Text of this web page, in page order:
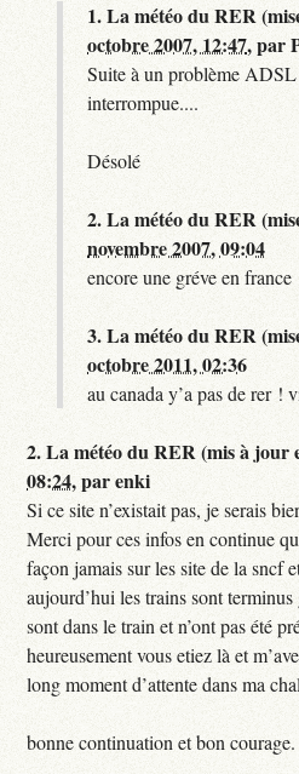
1.La météo du RER
octobre 2007, 12:47,par
Suite à un problème
interrompue....
Désolé
2.La météo du RER
novembre 2007, 09:04
encore une gréve en
3.La météo du RER
octobre 2011, 02:36
au canada y’a pas de rer !
2.La météo du RER (mis à jour
08:24,parenki
Si ce site n’existait pas, je serais
Merci pour ces infos en continue
façon jamais sur les site de la sncf
aujourd’hui les trains sont
sont dans le train et n’ont pas été
heureusement vous etiez là et
long moment d’attente dans ma
bonne continuation et bon courage.